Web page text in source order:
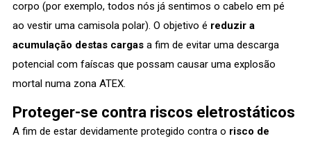
corpo (por exemplo, todos nós já sentimos o cabelo em pé
ao vestir uma camisola polar). O objetivo é reduzir a
acumulação destas cargasa fim de evitar uma descarga
potencial com faíscas que possam causar uma explosão
mortal numa zona ATEX.
Proteger-se contra riscos eletrostáticos
A fim de estar devidamente protegido contra o risco de